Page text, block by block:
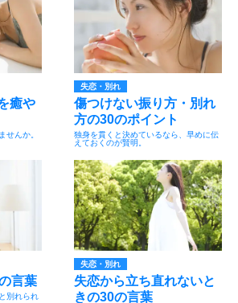
癒や
せんか。
失恋・別れ
傷つけない振り方・別れ
方の30のポイント
独身を貫くと決めているなら、早めに伝
えておくのが賢明。
言葉
別れられ
失恋・別れ
失恋から立ち直れないと
きの30の言葉